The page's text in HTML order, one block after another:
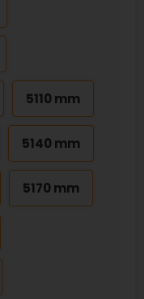
5110 mm
5140 mm
5170 mm